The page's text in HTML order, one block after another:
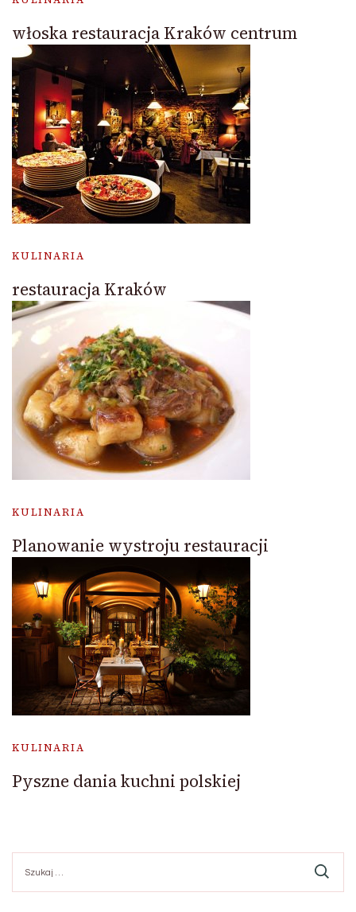
włoska restauracja Kraków centrum
KULINARIA
restauracja Kraków
KULINARIA
Planowanie wystroju restauracji
KULINARIA
Pyszne dania kuchni polskiej